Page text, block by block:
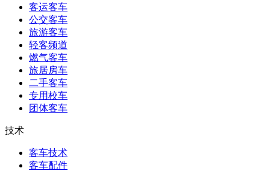
客运客车
公交客车
旅游客车
轻客频道
燃气客车
旅居房车
二手客车
专用校车
团体客车
技术
客车技术
客车配件